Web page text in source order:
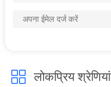
लोकप्रिय श्रेणियां